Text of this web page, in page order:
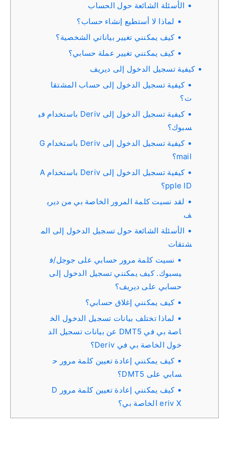
الأسئلة الشائعة حول الحساب
لماذا لا أستطيع إنشاء حساب؟
كيف يمكنني تغيير بياناتي الشخصية؟
كيف يمكنني تغيير عملة حسابي؟
كيفية تسجيل الدخول إلى ديريف
كيفية تسجيل الدخول إلى حساب المشتقا
ت؟
كيفية تسجيل الدخول إلى Deriv باستخدام في
سبوك؟
كيفية تسجيل الدخول إلى Deriv باستخدام G
mail؟
كيفية تسجيل الدخول إلى Deriv باستخدام A
pple ID؟
لقد نسيت كلمة المرور الخاصة بي من ديري
ف
الأسئلة الشائعة حول تسجيل الدخول إلى الم
شتقات
نسيت كلمة مرور حسابي على جوجل/ف
يسبوك. كيف يمكنني تسجيل الدخول إلى
حسابي على ديريف؟
كيف يمكنني إغلاق حسابي؟
لماذا تختلف بيانات تسجيل الدخول الخ
اصة بي في DMT5 عن بيانات تسجيل الد
خول الخاصة بي في Deriv؟
كيف يمكنني إعادة تعيين كلمة مرور ح
سابي على DMT5؟
كيف يمكنني إعادة تعيين كلمة مرور D
eriv X الخاصة بي؟